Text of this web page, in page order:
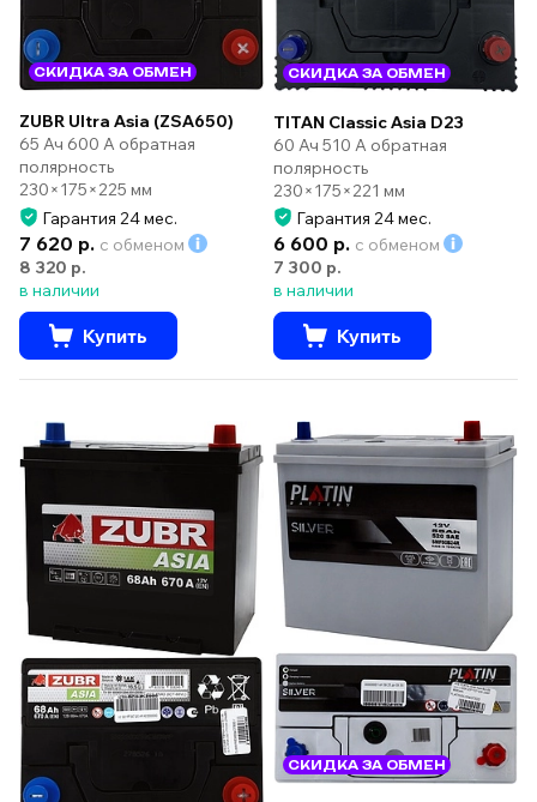
СКИДКА ЗА ОБМЕН
ZUBR Ultra Asia (ZSA650)
65 Ач 600 А обратная
полярность
230×175×225 мм
Гарантия 24 мес.
7 620 р. с обменом
8 320 р.
в наличии
Купить
СКИДКА ЗА ОБМЕН
TITAN Classic Asia D23
60 Ач 510 А обратная
полярность
230×175×221 мм
Гарантия 24 мес.
6 600 р. с обменом
7 300 р.
в наличии
Купить
СКИДКА ЗА ОБМЕН